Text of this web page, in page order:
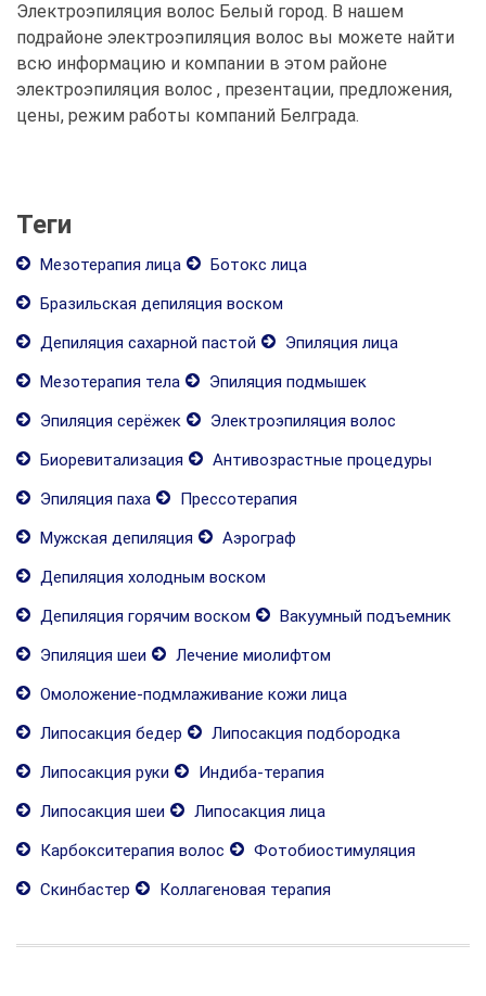
Электроэпиляция волос Белый город. В нашем
подрайоне электроэпиляция волос вы можете найти
всю информацию и компании в этом районе
электроэпиляция волос , презентации, предложения,
цены, режим работы компаний Белграда.
Теги
Мезотерапия лица
Ботокс лица
Бразильская депиляция воском
Депиляция сахарной пастой
Эпиляция лица
Мезотерапия тела
Эпиляция подмышек
Эпиляция серёжек
Электроэпиляция волос
Биоревитализация
Антивозрастные процедуры
Эпиляция паха
Прессотерапия
Мужская депиляция
Аэрограф
Депиляция холодным воском
Депиляция горячим воском
Вакуумный подъемник
Эпиляция шеи
Лечение миолифтом
Омоложение-подмлаживание кожи лица
Липосакция бедер
Липосакция подбородка
Липосакция руки
Индиба-терапия
Липосакция шеи
Липосакция лица
Карбокситерапия волос
Фотобиостимуляция
Скинбастер
Коллагеновая терапия